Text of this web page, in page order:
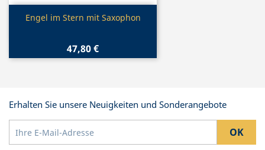
Vorschau
Engel im Stern mit Saxophon
47,80 €
Erhalten Sie unsere Neuigkeiten und Sonderangebote